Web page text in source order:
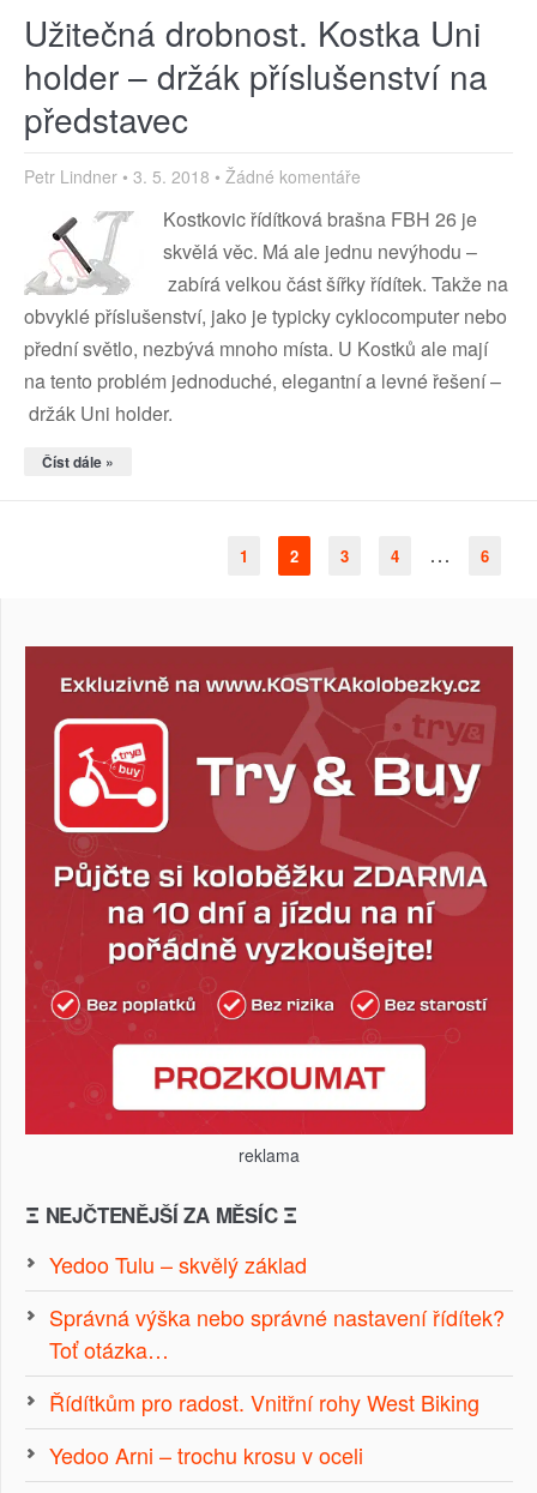
Užitečná drobnost. Kostka Uni
holder – držák příslušenství na
představec
Petr Lindner 3. 5. 2018 Žádné komentáře
Kostkovic řídítková brašna FBH 26 je
skvělá věc. Má ale jednu nevýhodu –
zabírá velkou část šířky řídítek. Takže na
obvyklé příslušenství, jako je typicky cyklocomputer nebo
přední světlo, nezbývá mnoho místa. U Kostků ale mají
na tento problém jednoduché, elegantní a levné řešení –
držák Uni holder.
Číst dále »
1 2 3 4 … 6
reklama
Ξ NEJČTENĚJŠÍ ZA MĚSÍC Ξ
Yedoo Tulu – skvělý základ
Správná výška nebo správné nastavení řídítek?
Toť otázka…
Řídítkům pro radost. Vnitřní rohy West Biking
Yedoo Arni – trochu krosu v oceli